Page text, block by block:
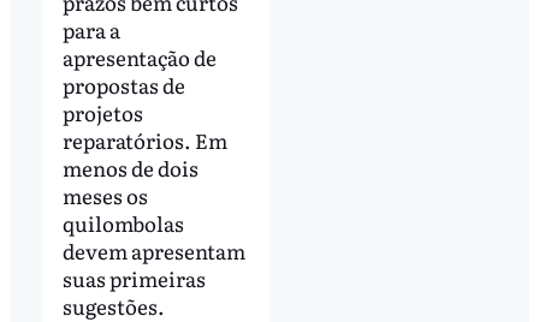
para a
apresentação de
propostas de
projetos
reparatórios. Em
menos de dois
meses os
quilombolas
devem apresentam
suas primeiras
sugestões.